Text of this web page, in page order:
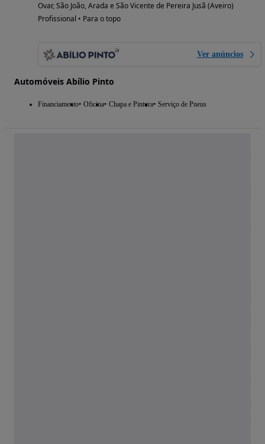
Ovar, São João, Arada e São Vicente de Pereira Jusã (Aveiro)
Profissional • Para o topo
Ver anúncios
Automóveis Abílio Pinto
Financiamento Oficina Chapa e Pintura Serviço de Pneus